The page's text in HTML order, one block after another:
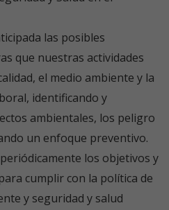
las posibles
que nuestras actividades
el medio ambiente y la
identificando y
ambientales, los peligro
un enfoque preventivo.
los objetivos y
cumplir con la política de
y seguridad y salud